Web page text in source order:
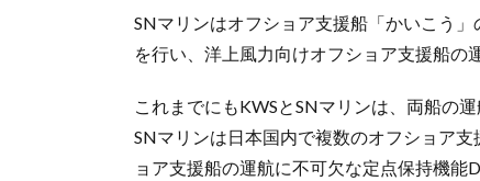
SNマリンはオフショア支援船「かいこう
を行い、洋上風力向けオフショア支援船の
これまでにもKWSとSNマリンは、両船の
SNマリンは日本国内で複数のオフショア
ョア支援船の運航に不可欠な定点保持機能